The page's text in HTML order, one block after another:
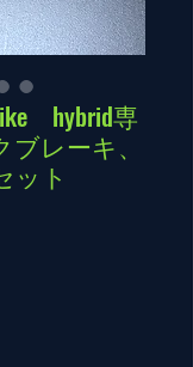
hybrid専
レーキ、
ット